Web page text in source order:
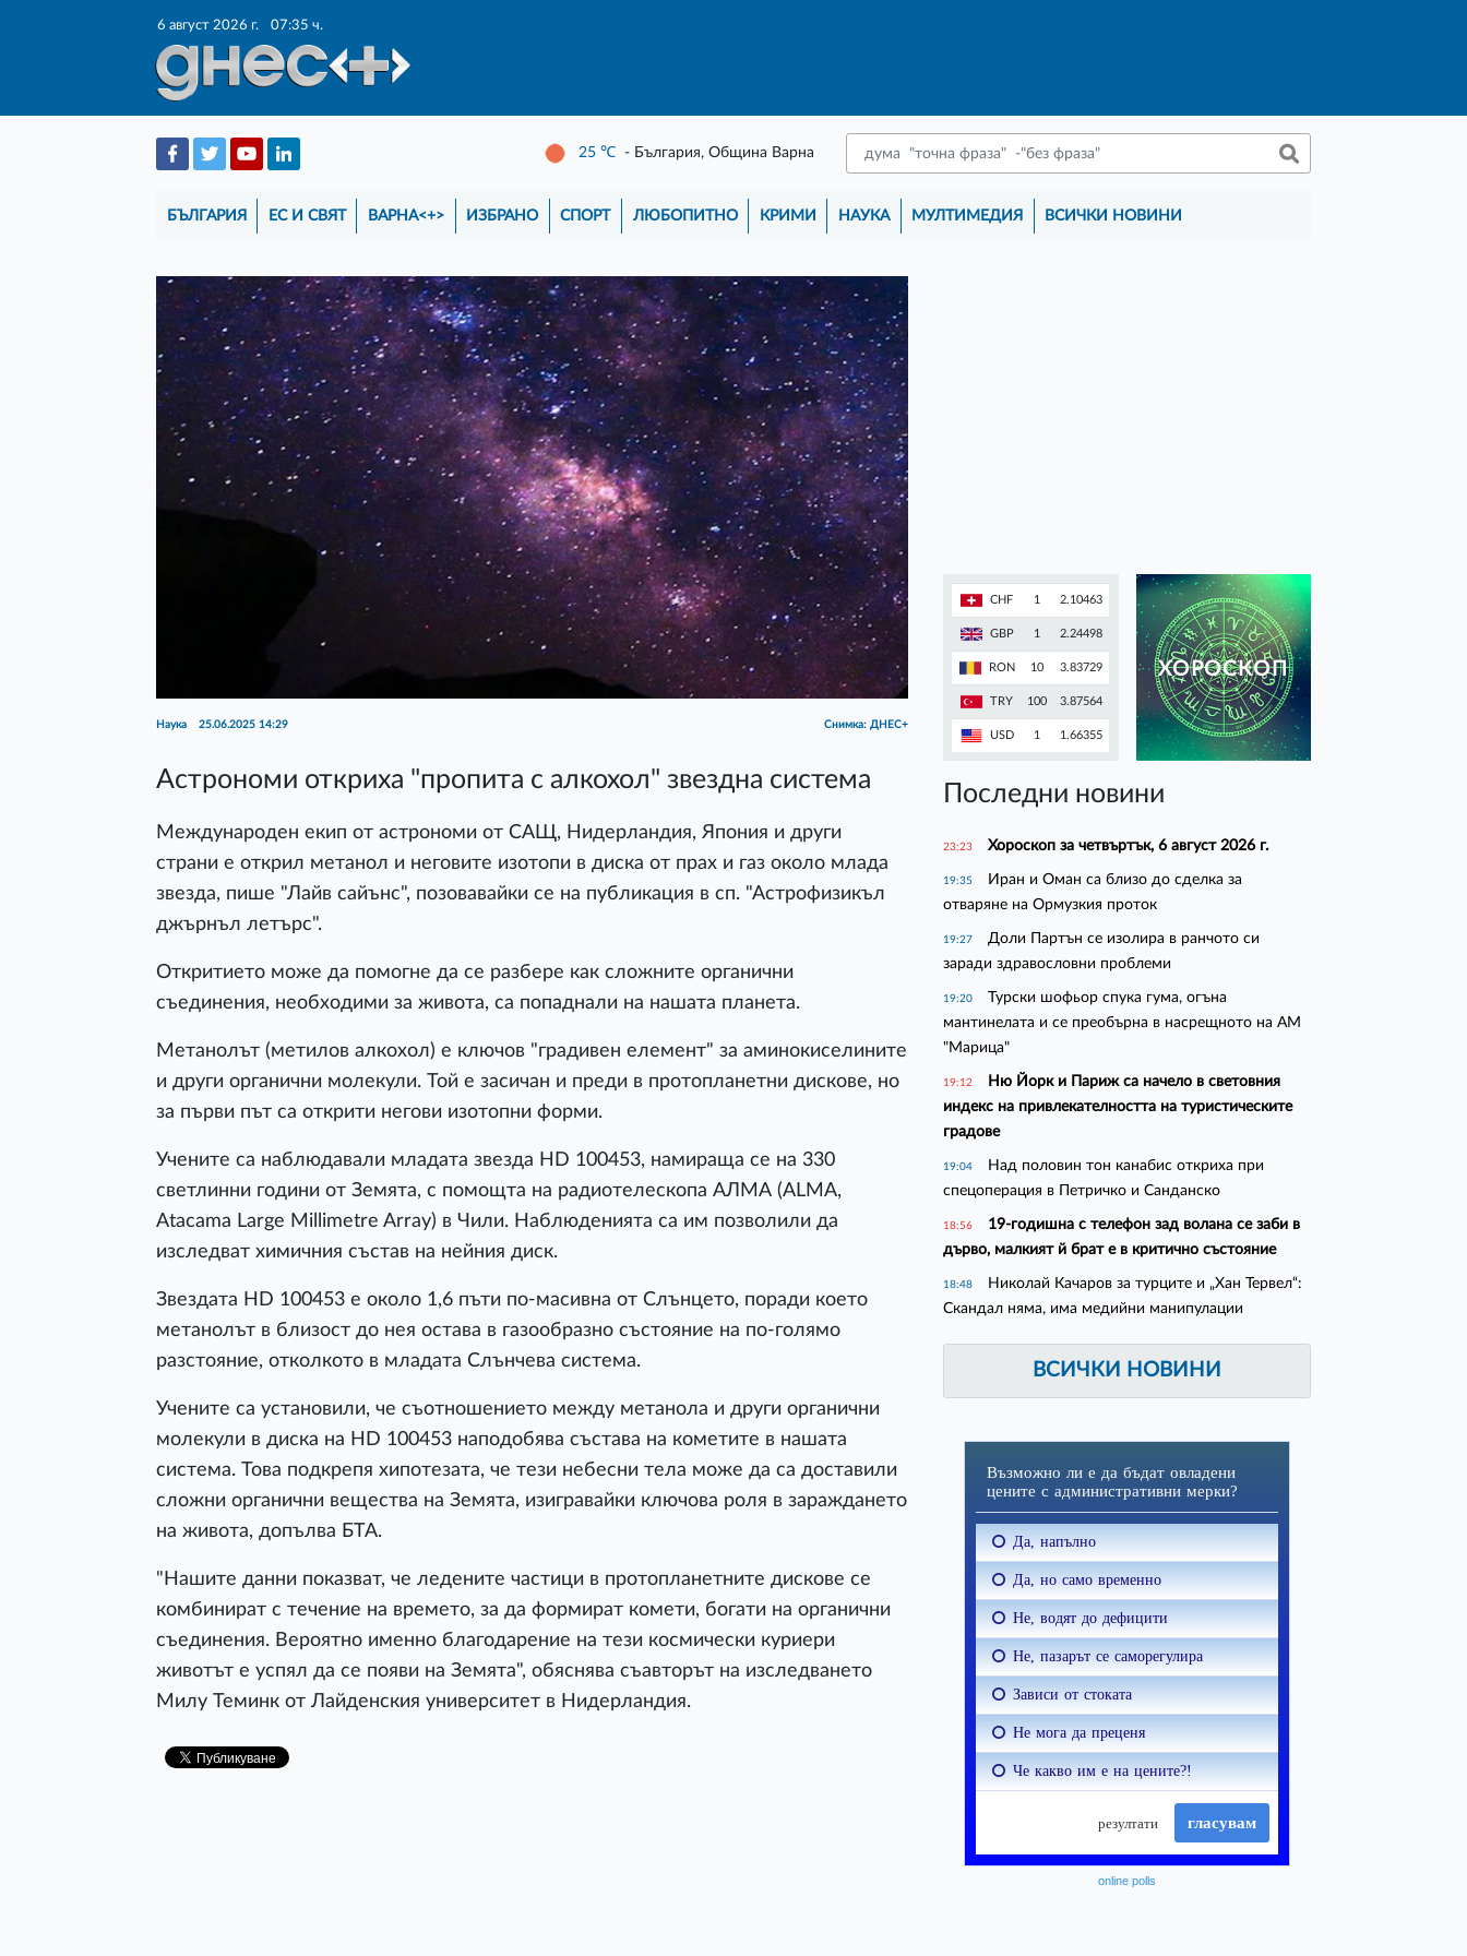
6 август 2026 г. 07:35 ч.
25 ℃ - България, Община Варна
БЪЛГАРИЯ ЕС И СВЯТ ВАРНА<+> ИЗБРАНО СПОРТ ЛЮБОПИТНО КРИМИ НАУКА МУЛТИМЕДИЯ ВСИЧКИ НОВИНИ
Наука 25.06.2025 14:29 Снимка: ДНЕС+
Астрономи откриха "пропита с алкохол" звездна система
Международен екип от астрономи от САЩ, Нидерландия, Япония и други
страни е открил метанол и неговите изотопи в диска от прах и газ около млада
звезда, пише "Лайв сайънс", позовавайки се на публикация в сп. "Астрофизикъл
джърнъл летърс".
Откритието може да помогне да се разбере как сложните органични
съединения, необходими за живота, са попаднали на нашата планета.
Метанолът (метилов алкохол) е ключов "градивен елемент" за аминокиселините
и други органични молекули. Той е засичан и преди в протопланетни дискове, но
за първи път са открити негови изотопни форми.
Учените са наблюдавали младата звезда HD 100453, намираща се на 330
светлинни години от Земята, с помощта на радиотелескопа АЛМА (ALMA,
Atacama Large Millimetre Array) в Чили. Наблюденията са им позволили да
изследват химичния състав на нейния диск.
Звездата HD 100453 е около 1,6 пъти по-масивна от Слънцето, поради което
метанолът в близост до нея остава в газообразно състояние на по-голямо
разстояние, отколкото в младата Слънчева система.
Учените са установили, че съотношението между метанола и други органични
молекули в диска на HD 100453 наподобява състава на кометите в нашата
система. Това подкрепя хипотезата, че тези небесни тела може да са доставили
сложни органични вещества на Земята, изигравайки ключова роля в зараждането
на живота, допълва БТА.
"Нашите данни показват, че ледените частици в протопланетните дискове се
комбинират с течение на времето, за да формират комети, богати на органични
съединения. Вероятно именно благодарение на тези космически куриери
животът е успял да се появи на Земята", обяснява съавторът на изследването
Милу Теминк от Лайденския университет в Нидерландия.
CHF 1 2.10463
GBP 1 2.24498
RON 10 3.83729
TRY 100 3.87564
USD 1 1.66355
ХОРОСКОП
Последни новини
23:23 Хороскоп за четвъртък, 6 август 2026 г.
19:35
Иран и Оман са близо до сделка за
отваряне на Ормузкия проток
19:27
Доли Партън се изолира в ранчото си
заради здравословни проблеми
19:20
Турски шофьор спука гума, огъна
мантинелата и се преобърна в насрещното на АМ
"Марица"
19:12
Ню Йорк и Париж са начело в световния
индекс на привлекателността на туристическите
градове
19:04
Над половин тон канабис откриха при
спецоперация в Петричко и Санданско
18:56
19-годишна с телефон зад волана се заби в
дърво, малкият й брат е в критично състояние
18:48
Николай Качаров за турците и „Хан Тервел“:
Скандал няма, има медийни манипулации
ВСИЧКИ НОВИНИ
online polls